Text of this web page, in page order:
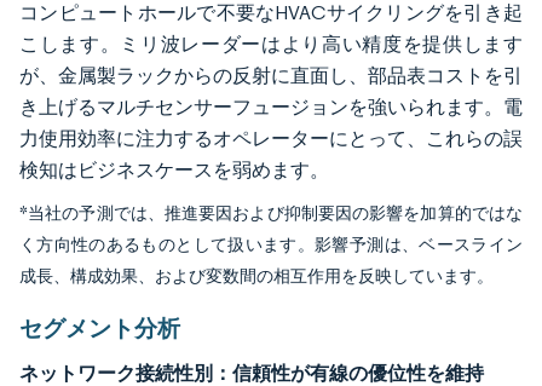
コンピュートホールで不要なHVACサイクリングを引き起
こします。ミリ波レーダーはより高い精度を提供します
が、金属製ラックからの反射に直面し、部品表コストを引
き上げるマルチセンサーフュージョンを強いられます。電
力使用効率に注力するオペレーターにとって、これらの誤
検知はビジネスケースを弱めます。
*当社の予測では、推進要因および抑制要因の影響を加算的ではな
く方向性のあるものとして扱います。影響予測は、ベースライン
成長、構成効果、および変数間の相互作用を反映しています。
セグメント分析
ネットワーク接続性別：信頼性が有線の優位性を維持